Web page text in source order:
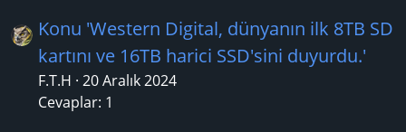
Konu 'Western Digital, dünyanın ilk 8TB SD
kartını ve 16TB harici SSD'sini duyurdu.'
F.T.H 20 Aralık 2024
Cevaplar: 1